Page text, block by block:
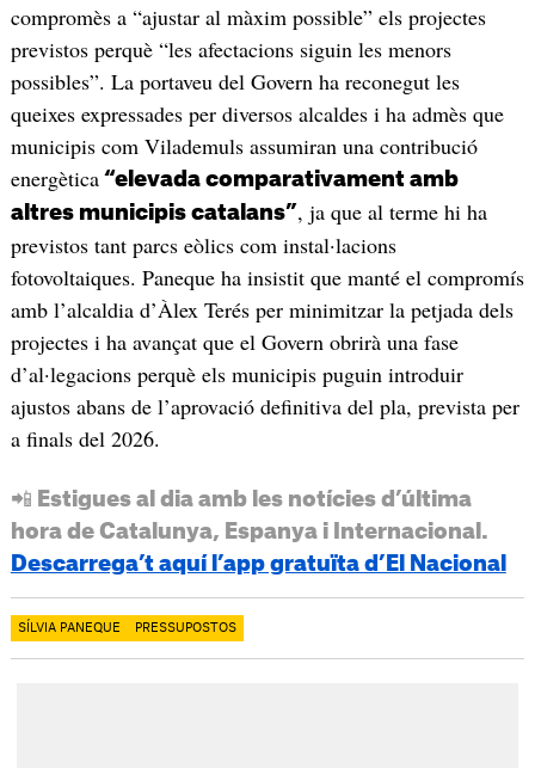
compromès a “ajustar al màxim possible” els projectes
previstos perquè “les afectacions siguin les menors
possibles”. La portaveu del Govern ha reconegut les
queixes expressades per diversos alcaldes i ha admès que
municipis com Vilademuls assumiran una contribució
energètica“elevada comparativament amb
altres municipis catalans”, ja que al terme hi ha
previstos tant parcs eòlics com instal·lacions
fotovoltaiques. Paneque ha insistit que manté el compromís
amb l’alcaldia d’Àlex Terés per minimitzar la petjada dels
projectes i ha avançat que el Govern obrirà una fase
d’al·legacions perquè els municipis puguin introduir
ajustos abans de l’aprovació definitiva del pla, prevista per
a finals del 2026.
📲 Estigues al dia amb les notícies d’última
hora de Catalunya, Espanya i Internacional.
Descarrega’t aquí l’app gratuïta d’El Nacional
SÍLVIA PANEQUE PRESSUPOSTOS